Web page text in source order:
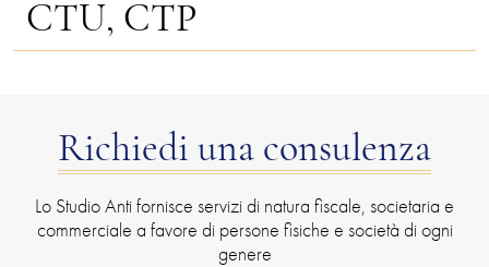
CTU, CTP
Richiedi una consulenza
Lo Studio Anti fornisce servizi di natura fiscale, societaria e
commerciale a favore di persone fisiche e società di ogni
genere